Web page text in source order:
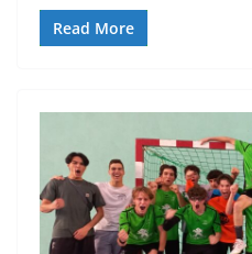
Read More